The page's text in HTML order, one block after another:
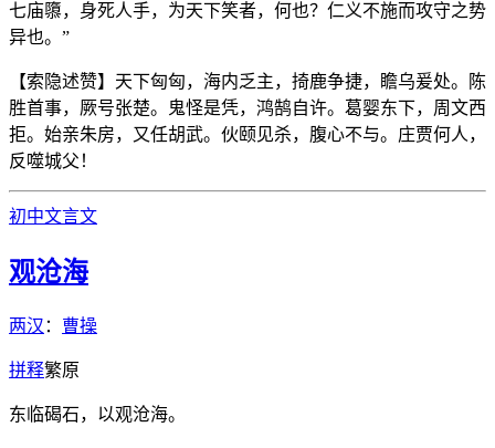
七庙隳，身死人手，为天下笑者，何也？仁义不施而攻守之势
异也。”
【索隐述赞】天下匈匈，海内乏主，掎鹿争捷，瞻乌爰处。陈
胜首事，厥号张楚。鬼怪是凭，鸿鹄自许。葛婴东下，周文西
拒。始亲朱房，又任胡武。伙颐见杀，腹心不与。庄贾何人，
反噬城父！
初中文言文
观沧海
两汉 ： 曹操
拼释繁原
东临碣石，以观沧海。